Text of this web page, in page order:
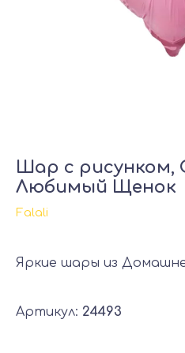
Шар с рисунком,
Любимый Щенок
Falali
Яркие шары из
Артикул: 24493